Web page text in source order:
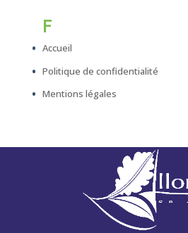
F
Accueil
Politique de confidentialité
Mentions légales